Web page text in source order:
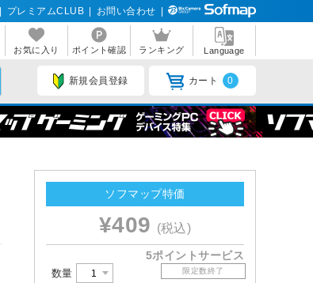
プレミアムCLUB お問い合わせ
お気に入り ポイント確認 ランキング Language
新規会員登録 カート 0
ソフマップ特価
¥409 (税込)
5ポイントサービス
数量 限定数終了